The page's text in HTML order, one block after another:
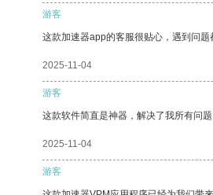
游客
这款加速器app的客服很贴心，遇到问题
2025-11-04
游客
这款软件简直是神器，解决了我所有问题
2025-11-04
游客